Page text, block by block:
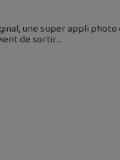
une super appli photo
de sortir